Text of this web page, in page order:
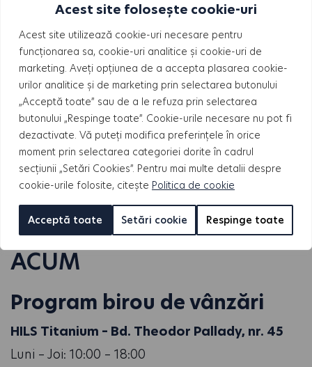
Acest site folosește cookie-uri
Acest site utilizează cookie-uri necesare pentru
funcționarea sa, cookie-uri analitice și cookie-uri de
marketing. Aveți opțiunea de a accepta plasarea cookie-
urilor analitice și de marketing prin selectarea butonului
„Acceptă toate” sau de a le refuza prin selectarea
butonului „Respinge toate”. Cookie-urile necesare nu pot fi
dezactivate. Vă puteți modifica preferințele în orice
moment prin selectarea categoriei dorite în cadrul
secțiunii „Setări Cookies”. Pentru mai multe detalii despre
cookie-urile folosite, citește Politica de cookie
Setări cookie Respinge toate
Acceptă toate
CONTACTEAZĂ-NE
ACUM
Program birou de vânzări
HILS Titanium – Bd. Theodor Pallady, nr. 45
Luni – Joi: 10:00 – 18:00